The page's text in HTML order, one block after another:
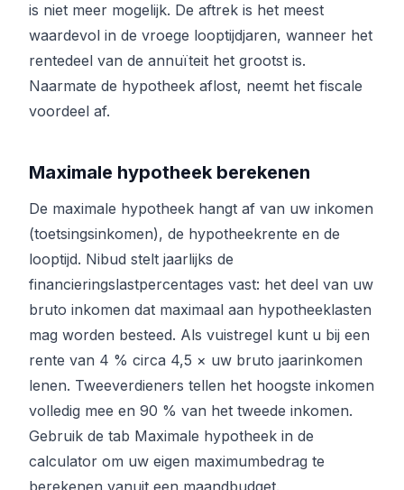
is niet meer mogelijk. De aftrek is het meest
waardevol in de vroege looptijdjaren, wanneer het
rentedeel van de annuïteit het grootst is.
Naarmate de hypotheek aflost, neemt het fiscale
voordeel af.
Maximale hypotheek berekenen
De maximale hypotheek hangt af van uw inkomen
(toetsingsinkomen), de hypotheekrente en de
looptijd. Nibud stelt jaarlijks de
financieringslastpercentages vast: het deel van uw
bruto inkomen dat maximaal aan hypotheeklasten
mag worden besteed. Als vuistregel kunt u bij een
rente van 4 % circa 4,5 × uw bruto jaarinkomen
lenen. Tweeverdieners tellen het hoogste inkomen
volledig mee en 90 % van het tweede inkomen.
Gebruik de tab Maximale hypotheek in de
calculator om uw eigen maximumbedrag te